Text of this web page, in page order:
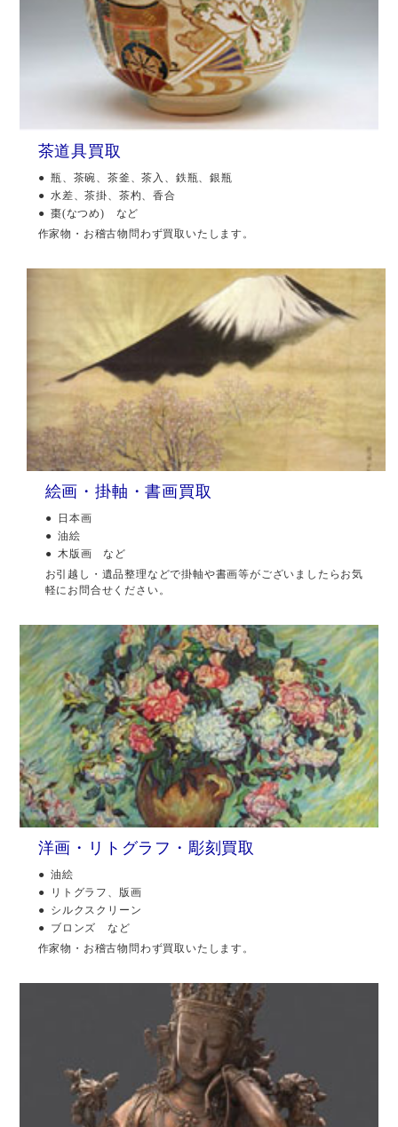
茶道具買取
瓶、茶碗、茶釜、茶入、鉄瓶、銀瓶
水差、茶掛、茶杓、香合
棗(なつめ) など
作家物・お稽古物問わず買取いたします。
絵画・掛軸・書画買取
日本画
油絵
木版画 など
お引越し・遺品整理などで掛軸や書画等がございましたらお気
軽にお問合せください。
洋画・リトグラフ・彫刻買取
油絵
リトグラフ、版画
シルクスクリーン
ブロンズ など
作家物・お稽古物問わず買取いたします。